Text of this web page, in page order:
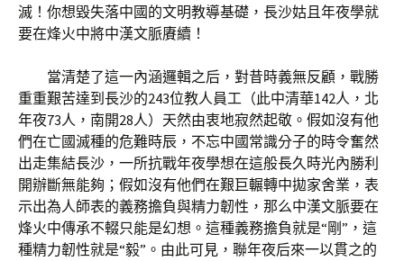
滅！你想毀失落中國的文明教導基礎，長沙姑且年夜學就
要在烽火中將中漢文脈賡續！
當清楚了這一內涵邏輯之后，對昔時義無反顧，戰勝
重重艱苦達到長沙的243位教人員工（此中清華142人，北
年夜73人，南開28人）天然由衷地寂然起敬。假如沒有他
們在亡國滅種的危難時辰，不忘中國常識分子的時令奮然
出走集結長沙，一所抗戰年夜學想在這般長久時光內勝利
開辦斷無能夠；假如沒有他們在艱巨輾轉中拋家舍業，表
示出為人師表的義務擔負與精力韌性，那么中漢文脈要在
烽火中傳承不輟只能是幻想。這種義務擔負就是“剛”，這
種精力韌性就是“毅”。由此可見，聯年夜后來一以貫之的